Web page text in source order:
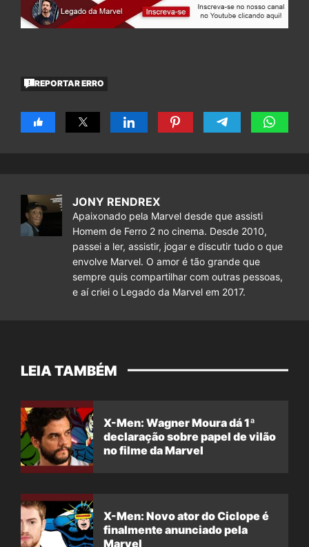
REPORTAR ERRO
JONY RENDREX
Apaixonado pela Marvel desde que assisti
Homem de Ferro 2 no cinema. Desde 2010,
passei a ler, assistir, jogar e discutir tudo o que
envolve Marvel. O amor é tão grande que
sempre quis compartilhar com outras pessoas,
e aí criei o Legado da Marvel em 2017.
LEIA TAMBÉM
X-Men: Wagner Moura dá 1ª
declaração sobre papel de vilão
no filme da Marvel
X-Men: Novo ator do Ciclope é
finalmente anunciado pela
Marvel